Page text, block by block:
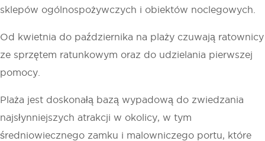
sklepów ogólnospożywczych i obiektów noclegowych.
Od kwietnia do października na plaży czuwają ratownicy
ze sprzętem ratunkowym oraz do udzielania pierwszej
pomocy.
Plaża jest doskonałą bazą wypadową do zwiedzania
najsłynniejszych atrakcji w okolicy, w tym
średniowiecznego zamku i malowniczego portu, które